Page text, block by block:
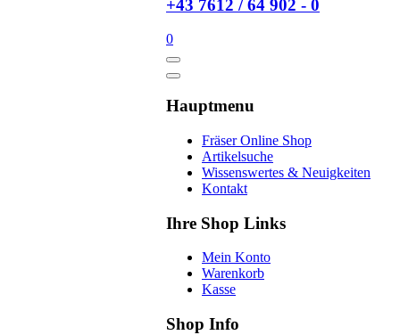
+43 7612 / 64 902 - 0
0
Hauptmenu
Fräser Online Shop
Artikelsuche
Wissenswertes & Neuigkeiten
Kontakt
Ihre Shop Links
Mein Konto
Warenkorb
Kasse
Shop Info